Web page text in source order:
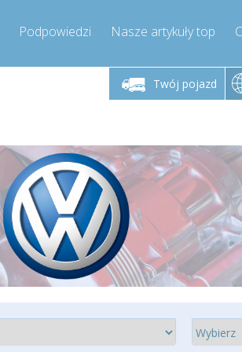
Podpowiedzi Nasze artykuły top
Twój pojazd
Poniedziałek - piątek godz.
9:00-17:00
info@compressor-express.pl